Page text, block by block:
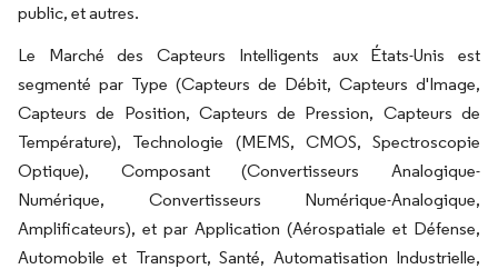
public, et autres.
Le Marché des Capteurs Intelligents aux États-Unis est
segmenté par Type (Capteurs de Débit, Capteurs d'Image,
Capteurs de Position, Capteurs de Pression, Capteurs de
Température), Technologie (MEMS, CMOS, Spectroscopie
Optique), Composant (Convertisseurs Analogique-
Numérique, Convertisseurs Numérique-Analogique,
Amplificateurs), et par Application (Aérospatiale et Défense,
Automobile et Transport, Santé, Automatisation Industrielle,